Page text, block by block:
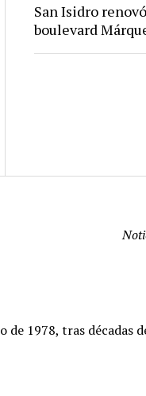
San Isidro
boulevard
de 1978, tras